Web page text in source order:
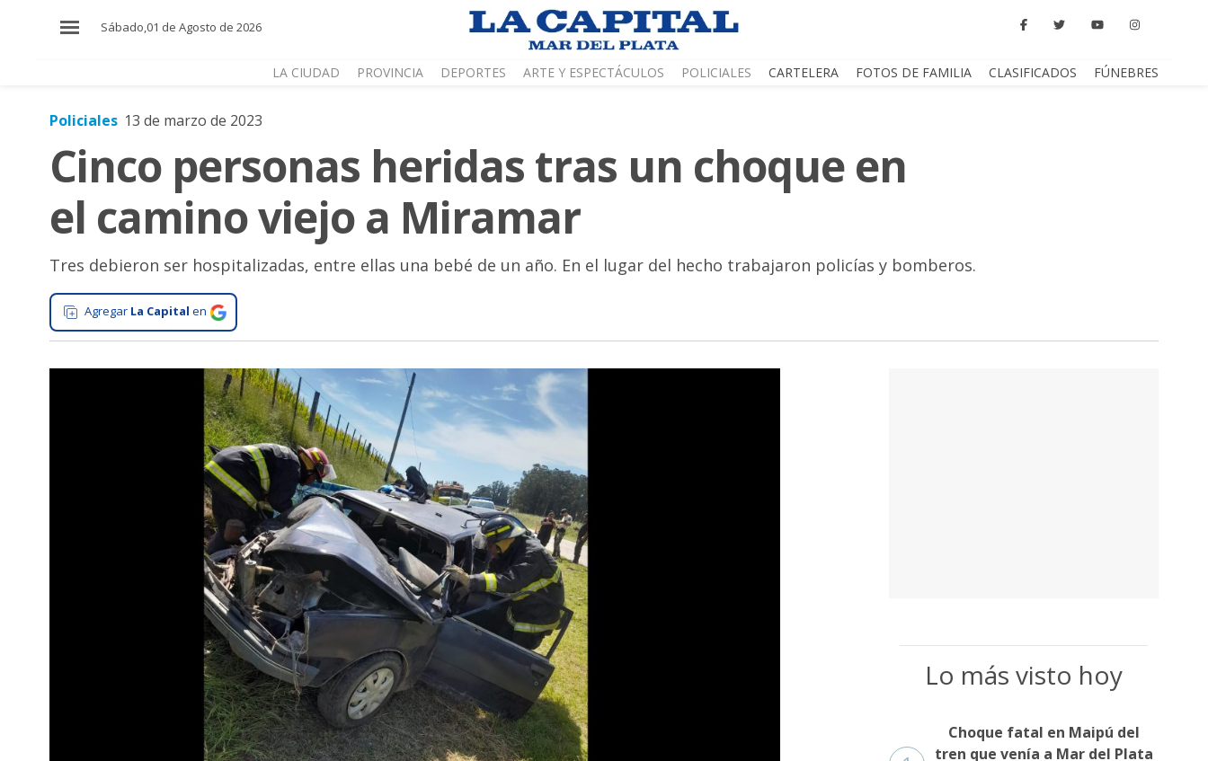
Sábado,01 de Agosto de 2026
LA CIUDAD PROVINCIA DEPORTES ARTE Y ESPECTÁCULOS POLICIALES CARTELERA FOTOS DE FAMILIA CLASIFICADOS FÚNEBRES
Zona
Cultura
Tecnología
Policiales 13 de marzo de 2023
Cinco personas heridas tras un choque en
el camino viejo a Miramar
Tres debieron ser hospitalizadas, entre ellas una bebé de un año. En el lugar del hecho trabajaron policías y bomberos.
Agregar La Capital en
Lo más visto hoy
Choque fatal en Maipú del
tren que venía a Mar del Plata